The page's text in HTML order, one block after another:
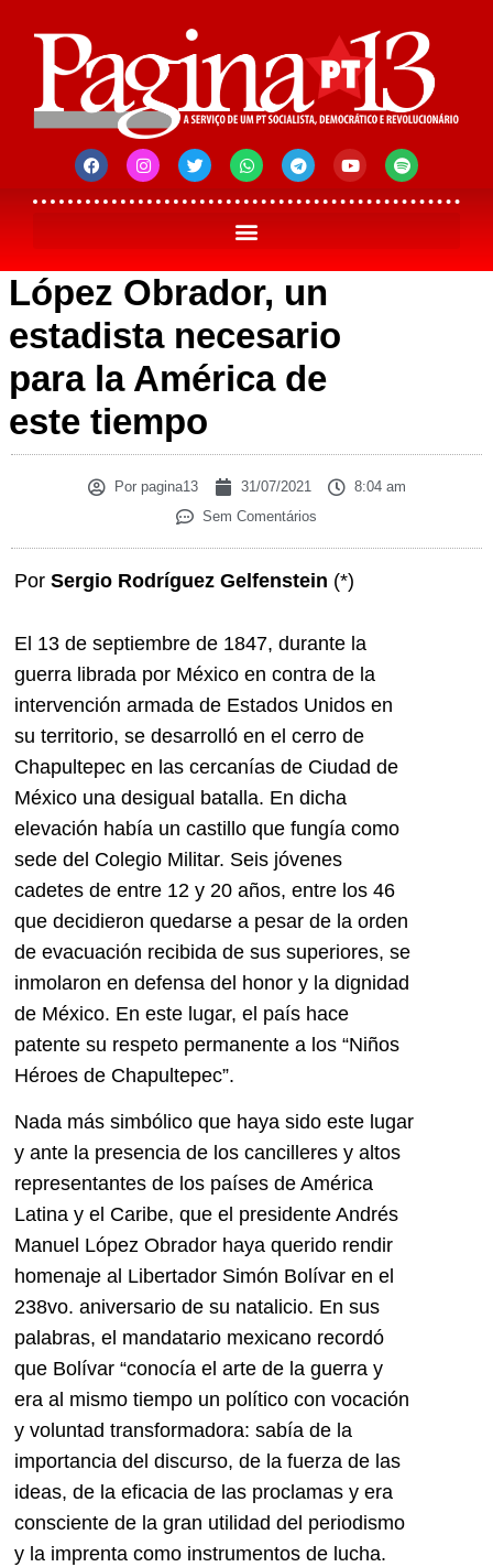
López Obrador, un
estadista necesario
para la América de
este tiempo
Porpagina13 31/07/2021
8:04 am
Sem Comentários
Por Sergio Rodríguez Gelfenstein (*)
El 13 de septiembre de 1847, durante la
guerra librada por México en contra de la
intervención armada de Estados Unidos en
su territorio, se desarrolló en el cerro de
Chapultepec en las cercanías de Ciudad de
México una desigual batalla. En dicha
elevación había un castillo que fungía como
sede del Colegio Militar. Seis jóvenes
cadetes de entre 12 y 20 años, entre los 46
que decidieron quedarse a pesar de la orden
de evacuación recibida de sus superiores, se
inmolaron en defensa del honor y la dignidad
de México. En este lugar, el país hace
patente su respeto permanente a los “Niños
Héroes de Chapultepec”.
Nada más simbólico que haya sido este lugar
y ante la presencia de los cancilleres y altos
representantes de los países de América
Latina y el Caribe, que el presidente Andrés
Manuel López Obrador haya querido rendir
homenaje al Libertador Simón Bolívar en el
238vo. aniversario de su natalicio. En sus
palabras, el mandatario mexicano recordó
que Bolívar “conocía el arte de la guerra y
era al mismo tiempo un político con vocación
y voluntad transformadora: sabía de la
importancia del discurso, de la fuerza de las
ideas, de la eficacia de las proclamas y era
consciente de la gran utilidad del periodismo
y la imprenta como instrumentos de lucha.